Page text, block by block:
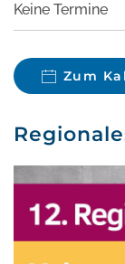
Keine Termine
Zum